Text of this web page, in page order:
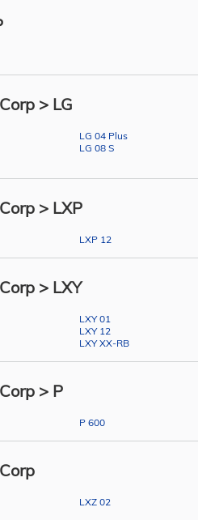
> LG
LG 04 Plus
LG 08 S
> LXP
LXP 12
> LXY
LXY 01
LXY 12
LXY XX-RB
> P
P 600
LXZ 02